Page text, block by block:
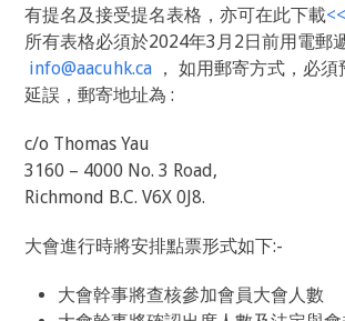
有提名及接受提名表格，亦可在此下載
所有表格必須於2024年3月2日前用電郵
info@aacuhk.ca ， 如用郵寄方式，必
延誤，郵寄地址為 :
c/o Thomas Yau
3160 – 4000 No. 3 Road,
Richmond B.C. V6X 0J8.
大會進行時將安排點票形式如下:-
大會幹事將查核參加會員大會人數